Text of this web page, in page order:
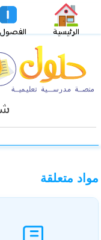
الرئيسية الفصول
مواد متعلقة